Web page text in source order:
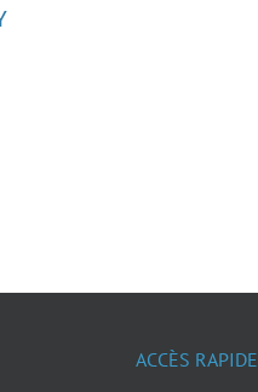
ACCÈS RAPIDE